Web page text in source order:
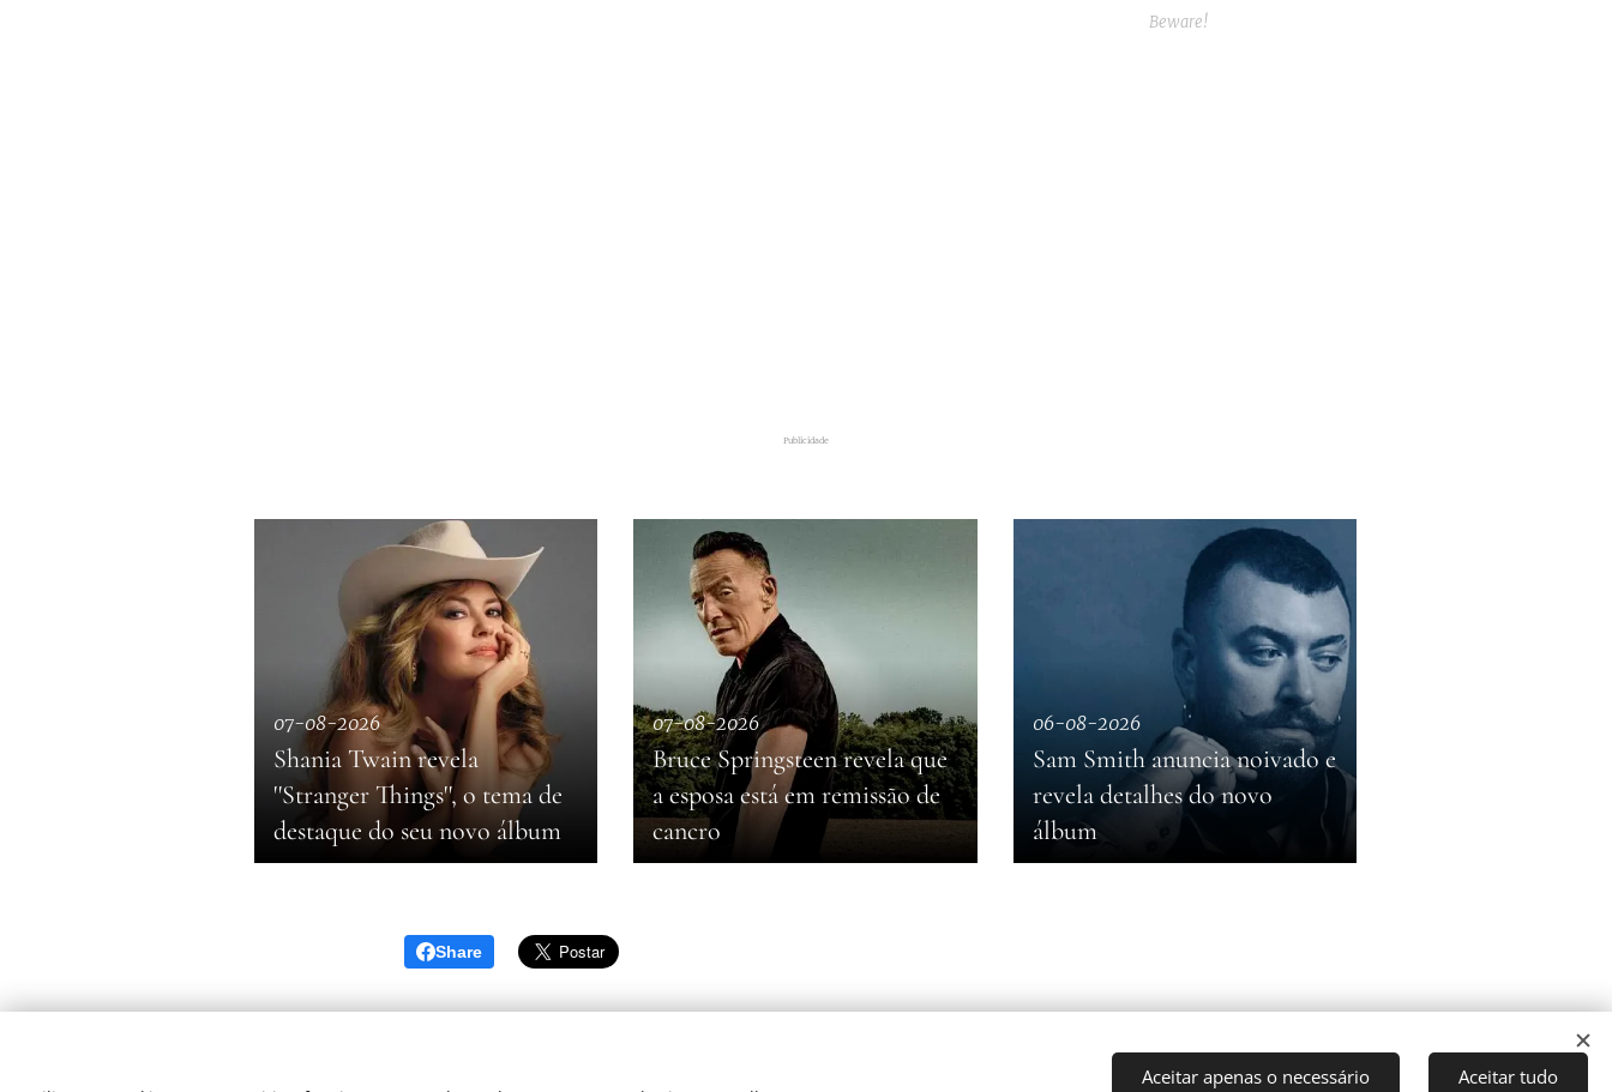
Beware!
Publicidade
07-08-2026
Shania Twain revela
''Stranger Things'', o tema de
destaque do seu novo álbum
07-08-2026
Bruce Springsteen revela que
a esposa está em remissão de
cancro
06-08-2026
Sam Smith anuncia noivado e
revela detalhes do novo
álbum
Share
Aceitar apenas o necessário Aceitar tudo